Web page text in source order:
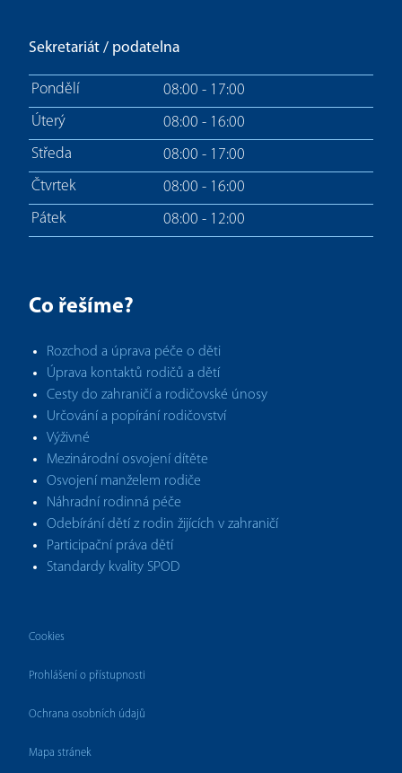
Sekretariát / podatelna
Pondělí 08:00 - 17:00
Úterý 08:00 - 16:00
Středa 08:00 - 17:00
Čtvrtek 08:00 - 16:00
Pátek 08:00 - 12:00
Co řešíme?
Rozchod a úprava péče o děti
Úprava kontaktů rodičů a dětí
Cesty do zahraničí a rodičovské únosy
Určování a popírání rodičovství
Výživné
Mezinárodní osvojení dítěte
Osvojení manželem rodiče
Náhradní rodinná péče
Odebírání dětí z rodin žijících v zahraničí
Participační práva dětí
Standardy kvality SPOD
Cookies
Prohlášení o přístupnosti
Ochrana osobních údajů
Mapa stránek